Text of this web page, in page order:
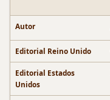
Autor
Editorial Reino Unido
Editorial Estados
Unidos